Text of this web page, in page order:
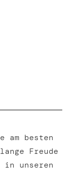
am besten
Freude
in unseren